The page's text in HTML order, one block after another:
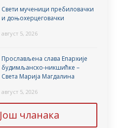
Свети мученици пребиловачки
и доњохерцеговачки
август 5, 2026
Прослављена слава Епархије
будимљанско-никшићке –
Света Марија Магдалина
август 5, 2026
Још чланака